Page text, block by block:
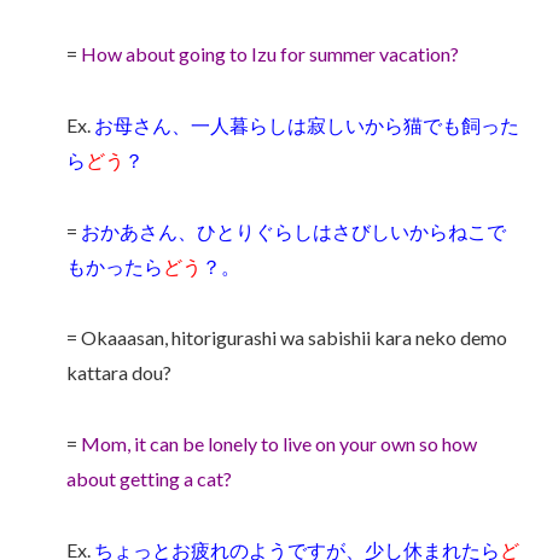
= How about going to Izu for summer vacation?
Ex. お母さん、一人暮らしは寂しいから猫でも飼った
ら どう ？
= おかあさん、ひとりぐらしはさびしいからねこで
もかったら どう ？。
= Okaaasan, hitorigurashi wa sabishii kara neko demo
kattara dou?
= Mom, it can be lonely to live on your own so how
about getting a cat?
Ex. ちょっとお疲れのようですが、少し休まれたら ど